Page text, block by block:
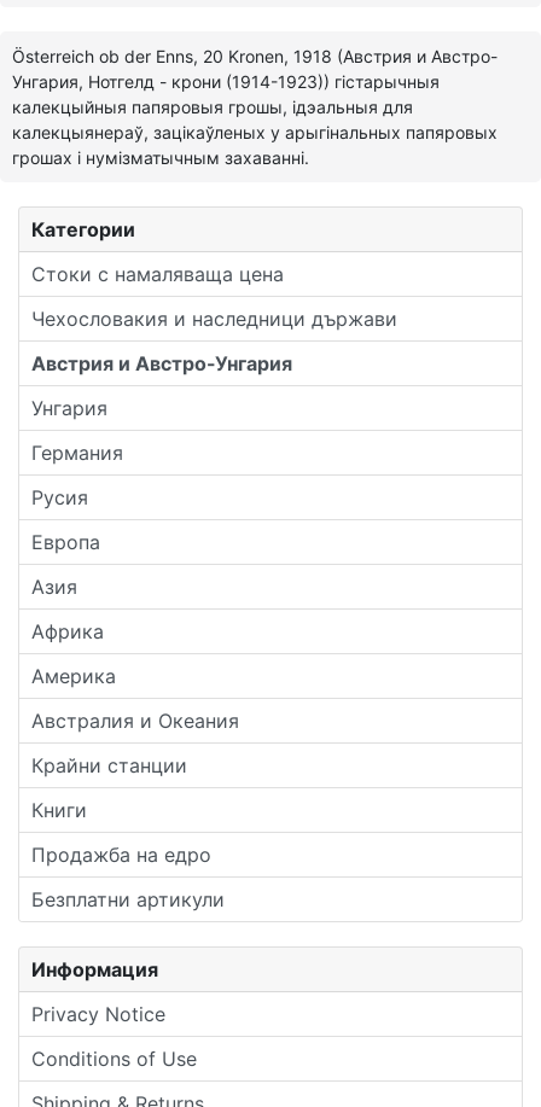
Категории
Стоки с намаляваща цена
Чехословакия и наследници държави
Австрия и Австро-Унгария
Унгария
Германия
Русия
Европа
Азия
Африка
Америка
Австралия и Океания
Крайни станции
Книги
Продажба на едро
Безплатни артикули
Информация
Privacy Notice
Conditions of Use
Österreich ob der Enns, 20 Kronen, 1918 (Австрия и Австро-
Унгария, Нотгелд - крони (1914-1923)) гістарычныя
калекцыйныя папяровыя грошы, ідэальныя для
калекцыянераў, зацікаўленых у арыгінальных папяровых
грошах і нумізматычным захаванні.